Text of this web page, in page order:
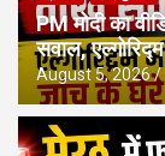
PM मोदी का
सवाल,
August 5, 2026